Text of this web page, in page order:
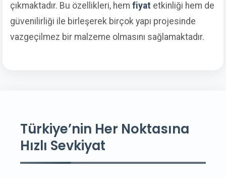
çıkmaktadır. Bu özellikleri, hem fiyat etkinliği hem de
güvenilirliği ile birleşerek birçok yapı projesinde
vazgeçilmez bir malzeme olmasını sağlamaktadır.
Türkiye’nin Her Noktasına
Hızlı Sevkiyat